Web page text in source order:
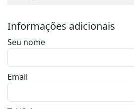
Informações adicionais
Seu nome
Email